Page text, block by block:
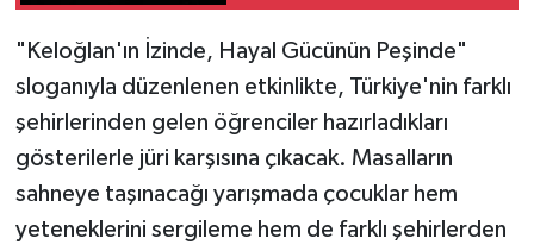
"Keloğlan'ın İzinde, Hayal Gücünün Peşinde"
sloganıyla düzenlenen etkinlikte, Türkiye'nin farklı
şehirlerinden gelen öğrenciler hazırladıkları
gösterilerle jüri karşısına çıkacak. Masalların
sahneye taşınacağı yarışmada çocuklar hem
yeteneklerini sergileme hem de farklı şehirlerden